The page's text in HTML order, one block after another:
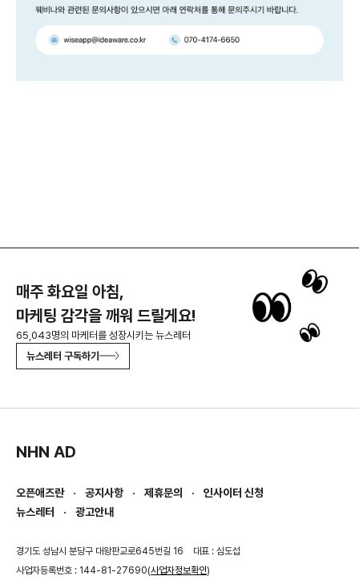
매주 화요일 아침,
마케팅 감각을 깨워 드릴게요!
65,043명의 마케터를 성장시키는 뉴스레터
뉴스레터 구독하기
NHN AD
오픈애즈란 공지사항 제휴문의
인사이터 신청
뉴스레터
광고안내
경기도 성남시 분당구 대왕판교로645번길 16
대표 : 심도섭
사업자등록번호 : 144-81-27690(사업자정보확인)